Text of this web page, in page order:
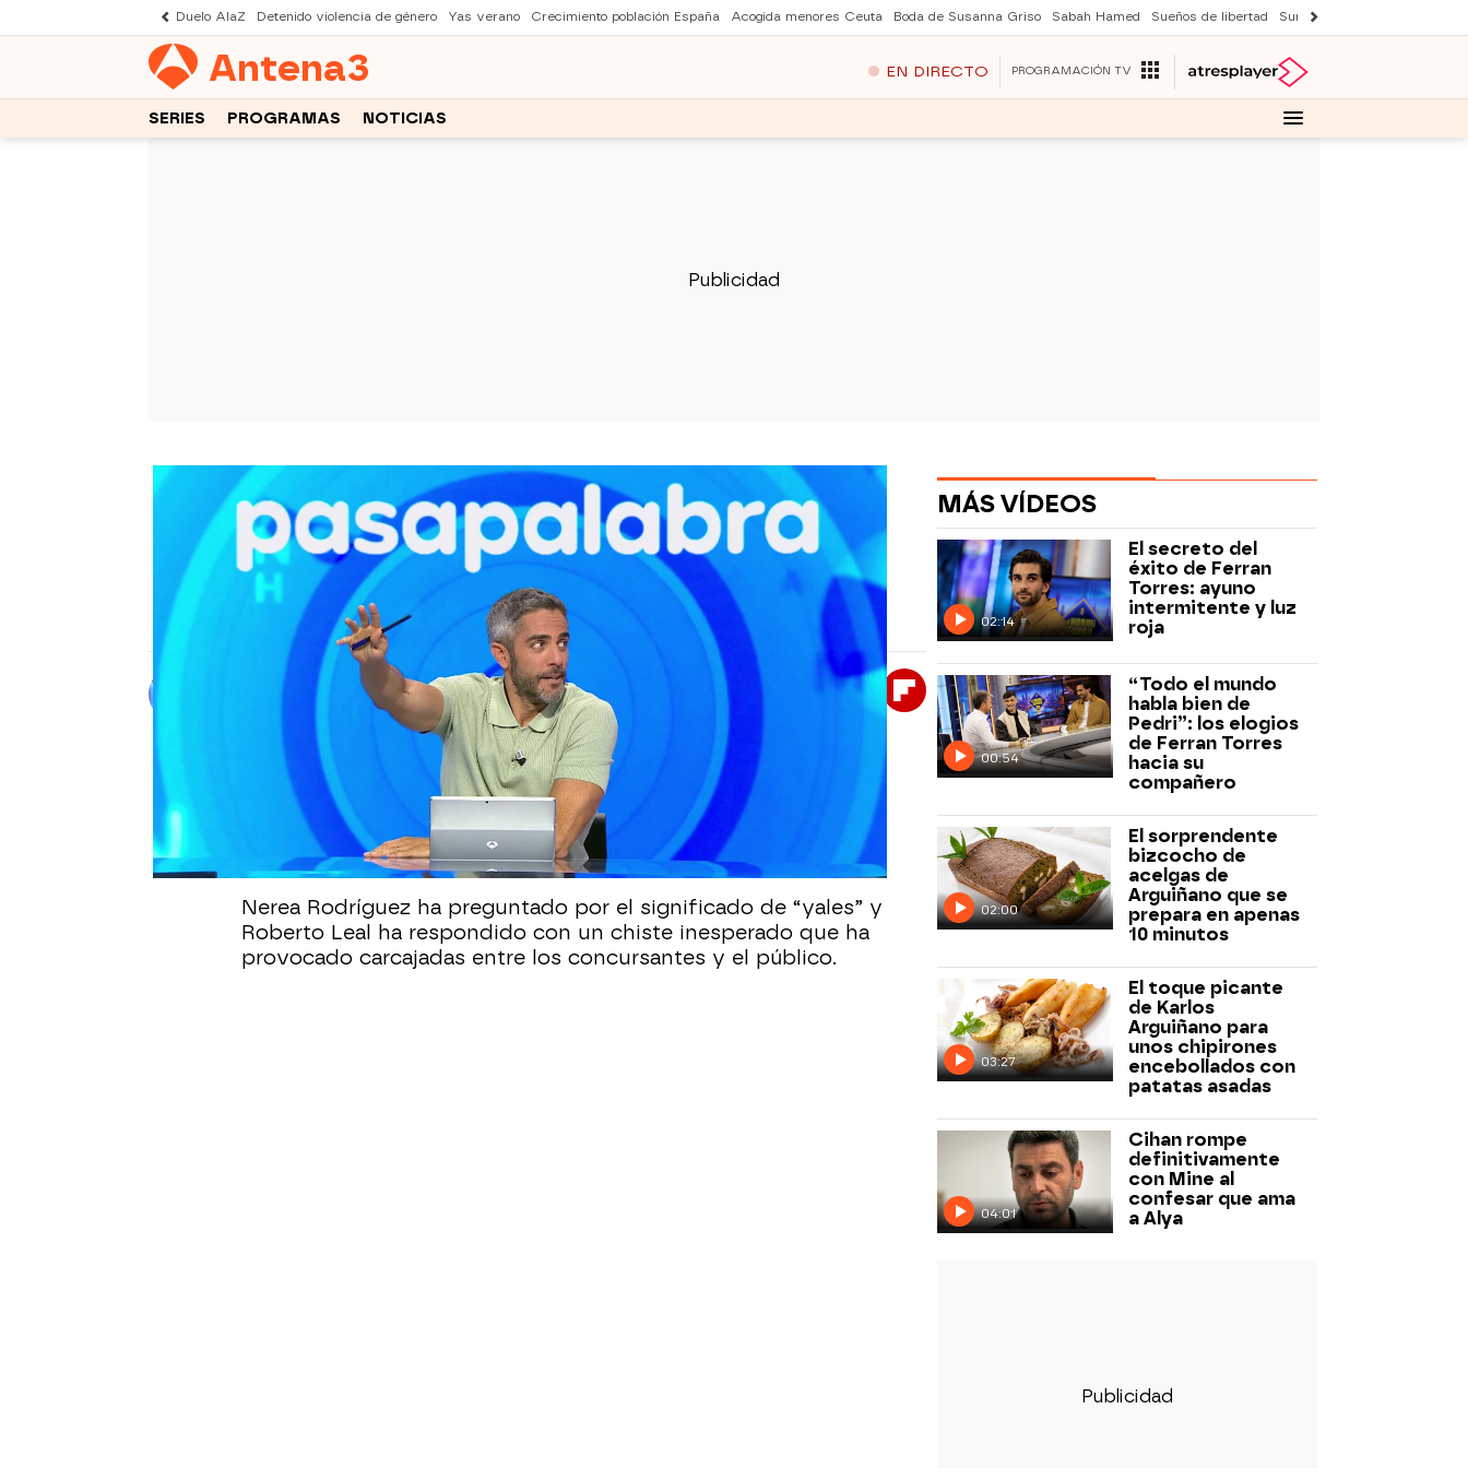
Duelo AlaZ Detenido violencia de género Yas verano Crecimiento población España Acogida menores Ceuta Boda de Susanna Griso Sabah Hamed Sueños de libertad Suri y Tom Cruise
Antena3 EN DIRECTO PROGRAMACIÓN TV
SERIES PROGRAMAS NOTICIAS
PASAPALABRA
La broma de Roberto Leal sobre el reguetón ‘Dale, Don
Dale’ al explicar qué son "las yales”
La letra de la canción de Don Omar ha generado dudas en Pasapalabra... y una divertida
reacción del presentador, que ha sorprendido a todos en el plató.
Alberto Mendo
27 de agosto de 2025, 09:05
Facebook Flipboard
Durante la prueba Palabras Cruzadas, los equipos han tenido
dificultades para completar frases de éxitos del verano de
2004. El reguetón de Don Omar ha sido uno de los más
comentados.
Nerea Rodríguez ha preguntado por el significado de “yales” y
Roberto Leal ha respondido con un chiste inesperado que ha
provocado carcajadas entre los concursantes y el público.
MÁS VÍDEOS
02:14
El secreto del
éxito de Ferran
Torres: ayuno
intermitente y luz
roja
00:54
“Todo el mundo
habla bien de
Pedri”: los elogios
de Ferran Torres
hacia su
compañero
02:00
El sorprendente
bizcocho de
acelgas de
Arguiñano que se
prepara en apenas
10 minutos
03:27
El toque picante
de Karlos
Arguiñano para
unos chipirones
encebollados con
patatas asadas
04:01
Cihan rompe
definitivamente
con Mine al
confesar que ama
a Alya